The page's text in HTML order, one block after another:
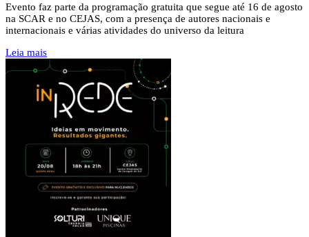
Evento faz parte da programação gratuita que segue até 16 de agosto
na SCAR e no CEJAS, com a presença de autores nacionais e
internacionais e várias atividades do universo da leitura
Leia mais